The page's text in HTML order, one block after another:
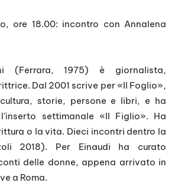
ore 18.00: incontro con Annalena
(Ferrara, 1975) è giornalista,
Dal 2001 scrive per «Il Foglio»,
storie, persone e libri, e ha
settimanale «Il Figlio». Ha
o la vita. Dieci incontri dentro la
2018). Per Einaudi ha curato
delle donne, appena arrivato in
a Roma.